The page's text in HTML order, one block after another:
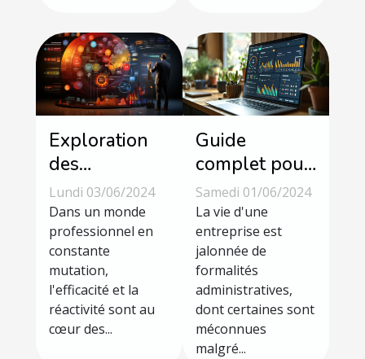
Exploration
des
avantages et
des défis de
l'adoption des
méthodes
agiles pour
améliorer la
productivité
Lundi 03/06/2024
Dans un monde
professionnel en
constante
mutation,
l'efficacité et la
réactivité sont au
cœur des...
Guide
complet pour
comprendre
et utiliser les
extraits Kbis
dans la
gestion
d'entreprise
Samedi 01/06/2024
La vie d'une
entreprise est
jalonnée de
formalités
administratives,
dont certaines sont
méconnues
malgré...